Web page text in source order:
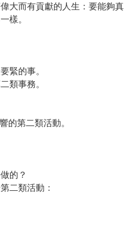
大而有貢獻的人生：要能夠真
樣。
緊的事。
類事務。
的第二類活動。
的？
二類活動：